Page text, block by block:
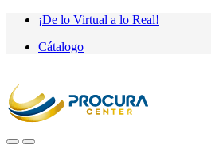
Saltar
navegación
saltar
contenido
¡De lo Virtual a lo Real!
Cátalogo